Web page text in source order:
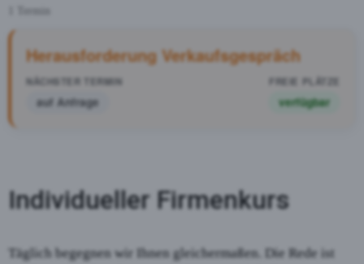
1 Termin
Herausforderung Verkaufsgespräch
auf Anfrage verfügbar
Individueller Firmenkurs
Täglich begegnen wir Ihnen gleichermaßen. Die Rede ist